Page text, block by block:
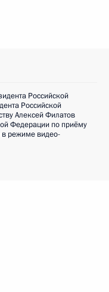
Российской
Российской
Алексей Филатов
Федерации по приёму
режиме видео-